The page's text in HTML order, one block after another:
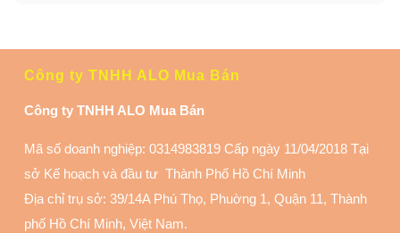
Công ty TNHH ALO Mua Bán
Công ty TNHH ALO Mua Bán
Mã số doanh nghiệp: 0314983819 Cấp ngày 11/04/2018 Tại
sở Kế hoạch và đầu tư Thành Phố Hồ Chí Minh
Địa chỉ trụ sở: 39/14A Phú Thọ, Phuờng 1, Quận 11, Thành
phố Hồ Chí Minh, Việt Nam.